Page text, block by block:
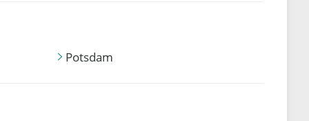
Potsdam